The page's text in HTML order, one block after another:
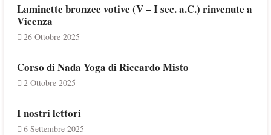
Laminette bronzee votive (V – I sec. a.C.) rinvenute a
Vicenza
26 Ottobre 2025
Corso di Nada Yoga di Riccardo Misto
2 Ottobre 2025
I nostri lettori
6 Settembre 2025